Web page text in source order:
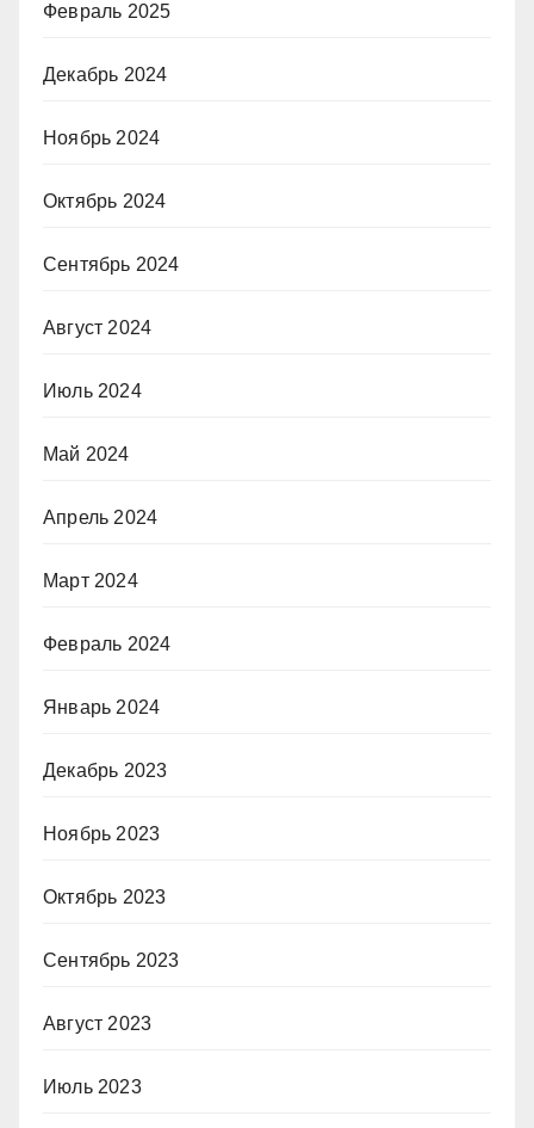
Февраль 2025
Декабрь 2024
Ноябрь 2024
Октябрь 2024
Сентябрь 2024
Август 2024
Июль 2024
Май 2024
Апрель 2024
Март 2024
Февраль 2024
Январь 2024
Декабрь 2023
Ноябрь 2023
Октябрь 2023
Сентябрь 2023
Август 2023
Июль 2023